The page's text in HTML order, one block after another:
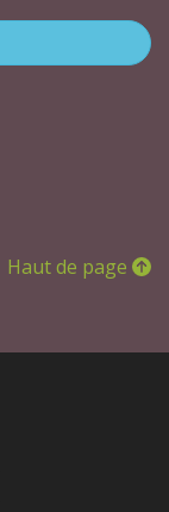
Haut de page